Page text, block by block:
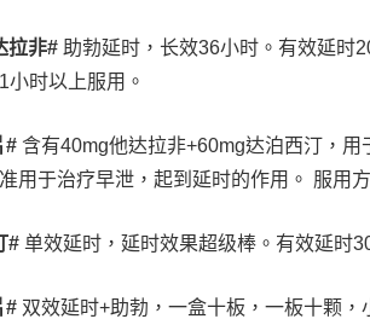
拉非# 助勃延时，长效36小时。有效延时
小时以上服用。
# 含有40mg他达拉非+60mg达泊西汀，
用于治疗早泄，起到延时的作用。 服用
# 单效延时，延时效果超级棒。有效延时
# 双效延时+助勃，一盒十板，一板十颗